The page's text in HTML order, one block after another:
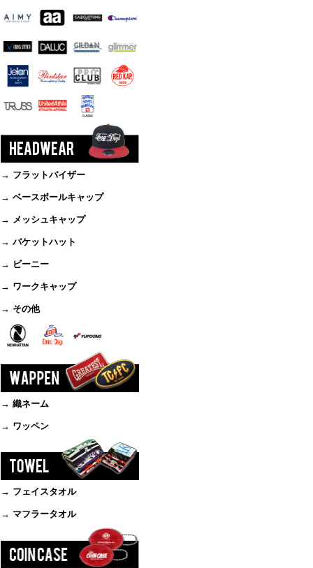
→ フラットバイザー
→ ベースボールキャップ
→ メッシュキャップ
→ バケットハット
→ ビーニー
→ ワークキャップ
→ その他
→ 織ネーム
→ ワッペン
→ フェイスタオル
→ マフラータオル